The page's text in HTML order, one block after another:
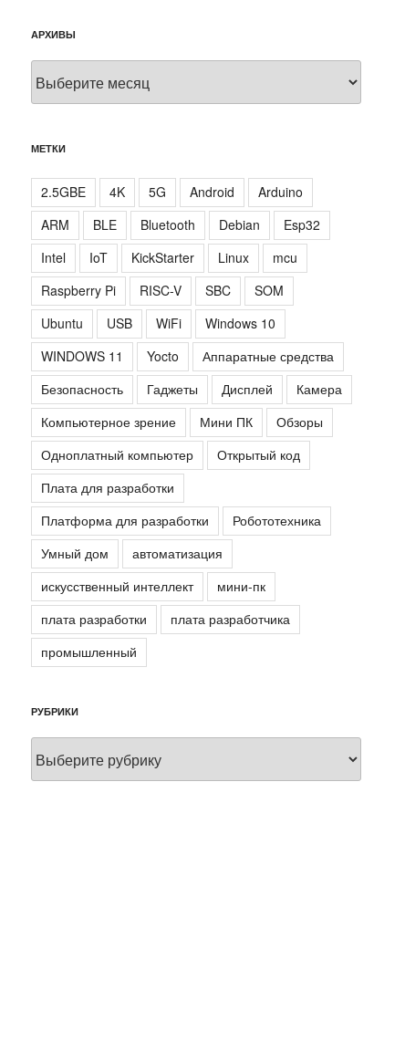
АРХИВЫ
Архивы
МЕТКИ
2.5GBE 4K 5G Android
Arduino
ARM
BLE Bluetooth Debian
Esp32
Intel
IoT KickStarter Linux
mcu
Raspberry Pi
RISC-V SBC
SOM
Ubuntu
USB WiFi
Windows 10
WINDOWS 11
Yocto
Аппаратные средства
Безопасность
Гаджеты Дисплей
Камера
Компьютерное зрение
Мини ПК
Обзоры
Одноплатный компьютер
Открытый код
Плата для разработки
Платформа для разработки
Робототехника
Умный дом
автоматизация
искусственный интеллект
мини-пк
плата разработки
плата разработчика
промышленный
РУБРИКИ
Рубрики